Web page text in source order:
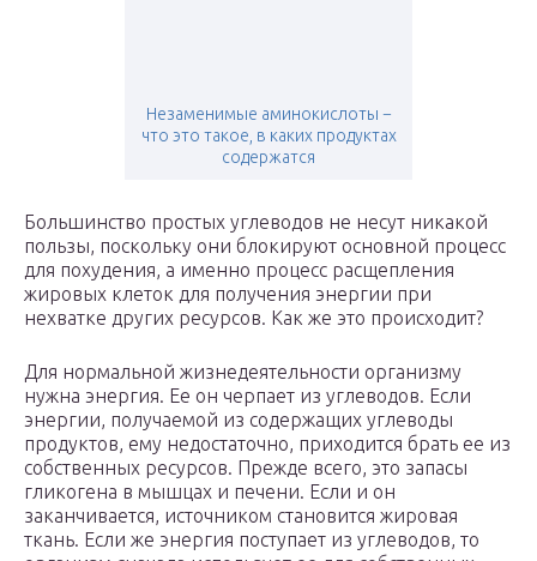
Незаменимые аминокислоты −
что это такое, в каких продуктах
содержатся
Большинство простых углеводов не несут никакой
пользы, поскольку они блокируют основной процесс
для похудения, а именно процесс расщепления
жировых клеток для получения энергии при
нехватке других ресурсов. Как же это происходит?
Для нормальной жизнедеятельности организму
нужна энергия. Ее он черпает из углеводов. Если
энергии, получаемой из содержащих углеводы
продуктов, ему недостаточно, приходится брать ее из
собственных ресурсов. Прежде всего, это запасы
гликогена в мышцах и печени. Если и он
заканчивается, источником становится жировая
ткань. Если же энергия поступает из углеводов, то